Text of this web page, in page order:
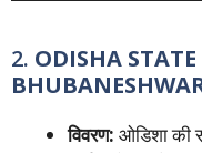
2. ODISHA
विवरण: ओडिशा की